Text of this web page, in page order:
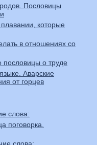
Пословицы
которые
в отношениях со
пословицы о труде
Аварские
от горцев
слова:
поговорка.